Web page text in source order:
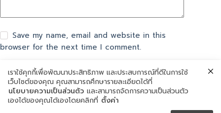
Save my name, email and website in this
browser for the next time I comment.
แสดงความเห็น
เราใช้คุกกี้เพื่อพัฒนาประสิทธิภาพ และประสบการณ์ที่ดีในการใช้
เว็บไซต์ของคุณ คุณสามารถศึกษารายละเอียดได้ที่
นโยบายความเป็นส่วนตัว และสามารถจัดการความเป็นส่วนตัว
เองได้ของคุณได้เองโดยคลิกที่ ตั้งค่า